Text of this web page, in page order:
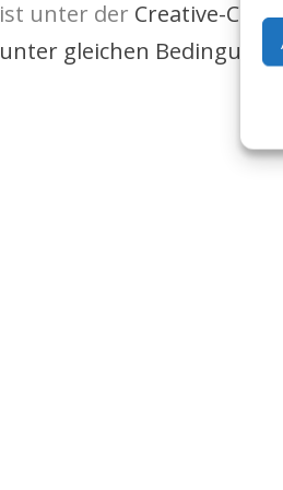
ist unter der Creative-
unter gleichen